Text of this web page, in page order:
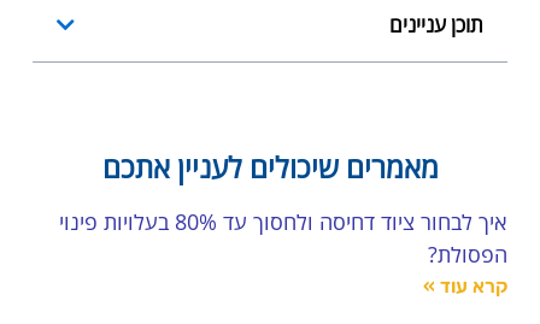
תוכן עניינים
מאמרים שיכולים לעניין אתכם
איך לבחור ציוד דחיסה ולחסוך עד 80% בעלויות פינוי
הפסולת?
קרא עוד »